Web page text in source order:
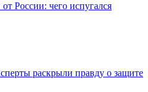
России: чего испугался
раскрыли правду о защите